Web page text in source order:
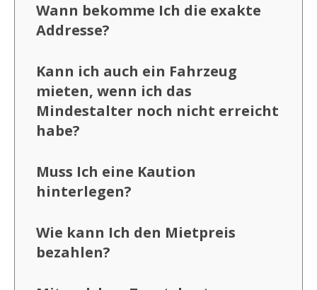
Wann bekomme Ich die exakte
Addresse?
Kann ich auch ein Fahrzeug
mieten, wenn ich das
Mindestalter noch nicht erreicht
habe?
Muss Ich eine Kaution
hinterlegen?
Wie kann Ich den Mietpreis
bezahlen?